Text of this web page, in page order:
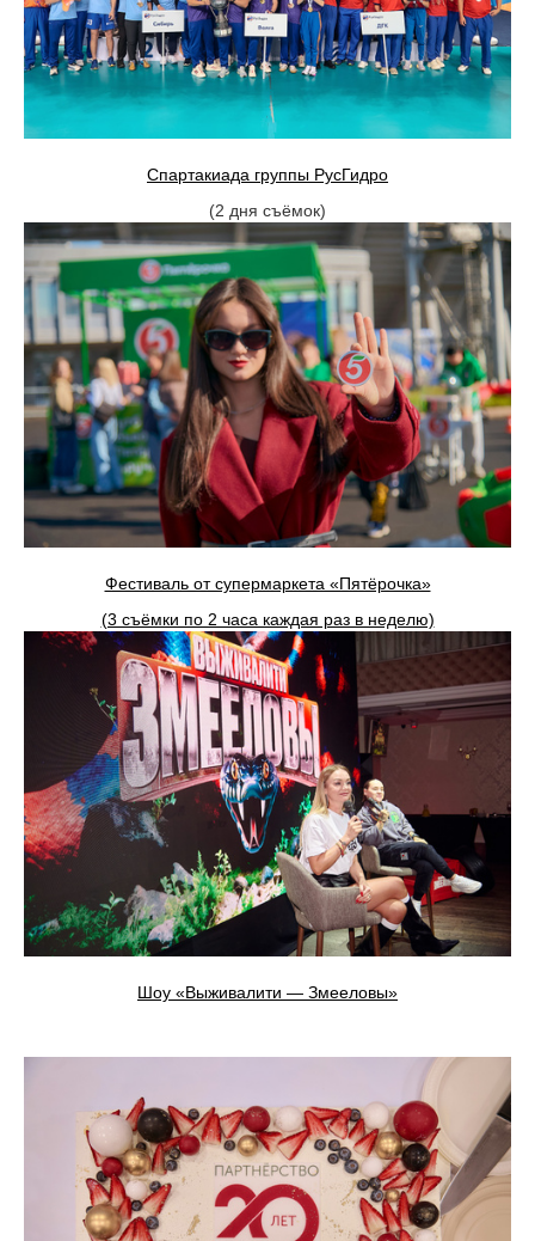
Спартакиада группы РусГидро
(2 дня съёмок)
Фестиваль от супермаркета «Пятёрочка»
(3 съёмки по 2 часа каждая раз в неделю)
Шоу «Выживалити — Змееловы»